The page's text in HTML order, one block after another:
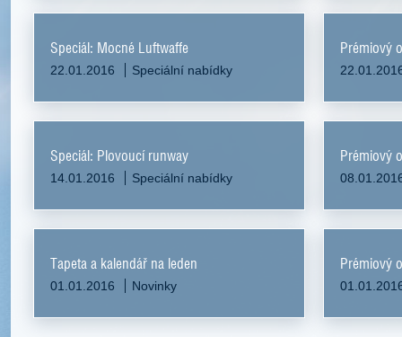
Speciál: Mocné Luftwaffe
22.01.2016 Speciální nabídky
Prémiový
Speciál: Plovoucí runway
14.01.2016 Speciální nabídky
Prémiový
Tapeta a kalendář na leden
01.01.2016 Novinky
Prémiový